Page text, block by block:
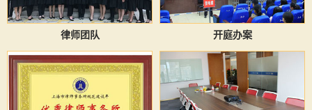
律师团队 开庭办案